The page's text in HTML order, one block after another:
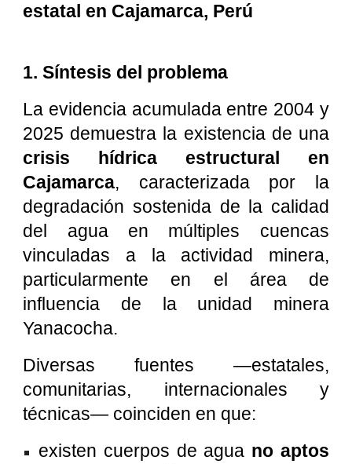
estatal en Cajamarca, Perú
1. Síntesis del problema
La evidencia acumulada entre 2004 y
2025 demuestra la existencia de una
crisis hídrica estructural en
Cajamarca, caracterizada por la
degradación sostenida de la calidad
del agua en múltiples cuencas
vinculadas a la actividad minera,
particularmente en el área de
influencia de la unidad minera
Yanacocha.
Diversas fuentes —estatales,
comunitarias, internacionales y
técnicas— coinciden en que:
existen cuerpos de agua no aptos